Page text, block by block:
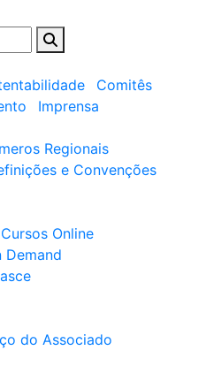
Comitês
Imprensa
Regionais
e Convenções
Cursos Online
Demand
do Associado